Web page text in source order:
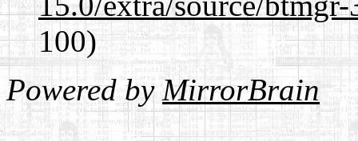
100)
Powered byMirrorBrain